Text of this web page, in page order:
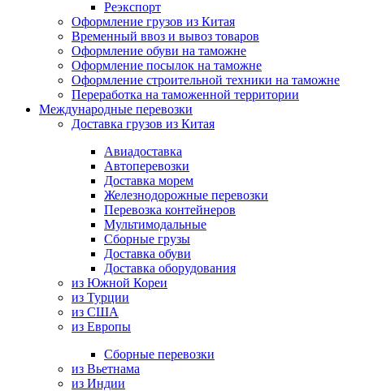
Реэкспорт
Оформление грузов из Китая
Временный ввоз и вывоз товаров
Оформление обуви на таможне
Оформление посылок на таможне
Оформление строительной техники на таможне
Переработка на таможенной территории
Международные перевозки
Доставка грузов из Китая
Авиадоставка
Автоперевозки
Доставка морем
Железнодорожные перевозки
Перевозка контейнеров
Мультимодальные
Сборные грузы
Доставка обуви
Доставка оборудования
из Южной Кореи
из Турции
из США
из Европы
Сборные перевозки
из Вьетнама
из Индии